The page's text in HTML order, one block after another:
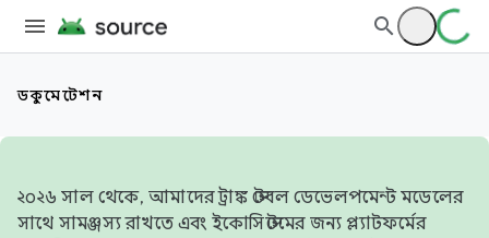
ডকুমেন্টেশন
২০২৬ সাল থেকে, আমাদের ট্রাঙ্ক স্টেবল ডেভেলপমেন্ট মডেলের
সাথে সামঞ্জস্য রাখতে এবং ইকোসিস্টেমের জন্য প্ল্যাটফর্মের